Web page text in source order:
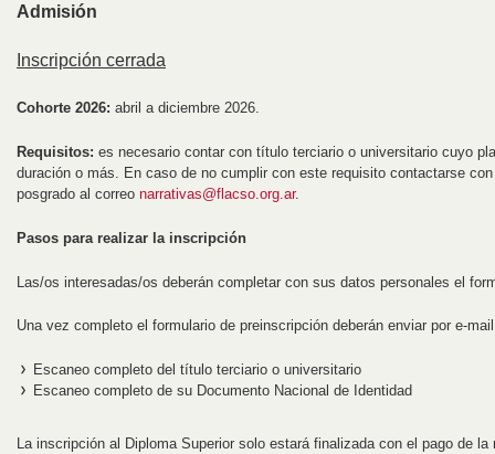
Admisión
Inscripción cerrada
Cohorte 2026: abril a diciembre 2026.
Requisitos: es necesario contar con título terciario o universitario cuyo
duración o más. En caso de no cumplir con este requisito contactarse
posgrado al correo narrativas@flacso.org.ar.
Pasos para realizar la inscripción
Las/os interesadas/os deberán completar con sus datos personales el
Una vez completo el formulario de preinscripción deberán enviar por e-
Escaneo completo del título terciario o universitario
Escaneo completo de su Documento Nacional de Identidad
La inscripción al Diploma Superior solo estará finalizada con el pago de